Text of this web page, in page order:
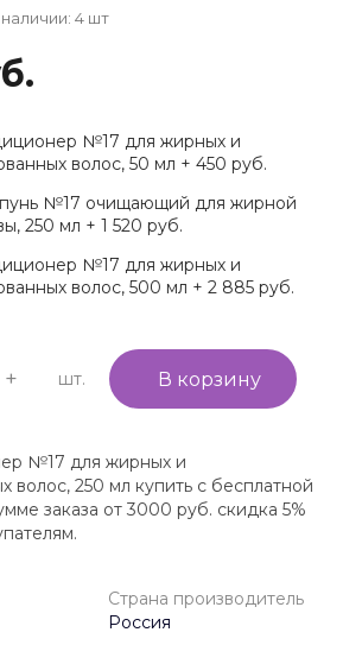
4 шт
№17 для жирных и
волос, 50 мл + 450 руб.
№17 очищающий для жирной
250 мл + 1 520 руб.
№17 для жирных и
волос, 500 мл + 2 885 руб.
+ шт. В корзину
№17 для жирных и
волос, 250 мл купить с бесплатной
заказа от 3000 руб. скидка 5%
Страна производитель
Россия